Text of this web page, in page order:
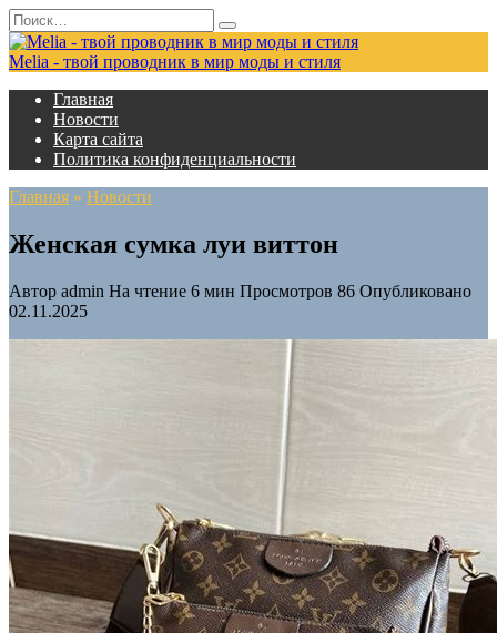
Перейти
к
содержанию
Search
for:
Melia - твой проводник в мир моды и стиля
Главная
Новости
Карта сайта
Политика конфиденциальности
Главная » Новости
Женская сумка луи виттон
Автор admin На чтение 6 мин Просмотров 86 Опубликовано
02.11.2025